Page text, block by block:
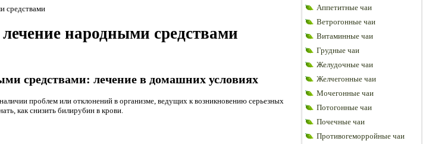
средствами
народными средствами
средствами: лечение в домашних условиях
проблем или отклонений в организме, ведущих к возникновению серьезных
как снизить билирубин в крови.
Аппетитные чаи
Ветрогонные чаи
Витаминные чаи
Грудные чаи
Желудочные чаи
Желчегонные чаи
Мочегонные чаи
Потогонные чаи
Почечные чаи
Противогеморройные чаи